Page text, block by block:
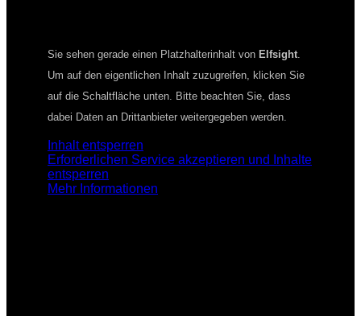
Sie sehen gerade einen Platzhalterinhalt von Elfsight
Um auf den eigentlichen Inhalt zuzugreifen, klicken Sie
auf die Schaltfläche unten. Bitte beachten Sie, dass
dabei Daten an Drittanbieter weitergegeben werden.
Inhalt entsperren
Erforderlichen Service akzeptieren und Inhalte
entsperren
Mehr Informationen